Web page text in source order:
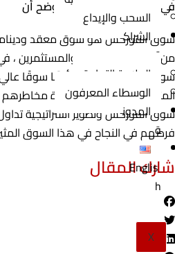
السحب والإيداع
الشراك
ة
العلامة التجارية
الوسطاء المعرفون
المدون
ة
Englis
h
X
في نهاية المقال نحب ان نوضح أن
سوق الفوركس هو سوق معقد
من الفرص للمتداولين والمستثمرين ،
سوقًا مربحًا ، إلا أنه يعد أيضًا سوقًا
المتداولين توخي الحذر لإدارة
سوق الفوركس وتطوير استراتيجية
فرصهم في النجاح في هذا السوق
شارك المقال